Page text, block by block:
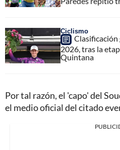
Ciclismo
Clasificación
2026, tras la
Quintana
Por tal razón, el 'capo' del
el medio oficial del citado